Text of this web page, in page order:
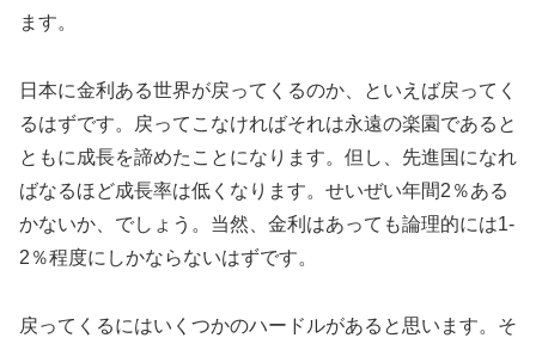
ます。
日本に金利ある世界が戻ってくるのか、といえば戻ってく
るはずです。戻ってこなければそれは永遠の楽園であると
ともに成長を諦めたことになります。但し、先進国になれ
ばなるほど成長率は低くなります。せいぜい年間2％ある
かないか、でしょう。当然、金利はあっても論理的には1-
2％程度にしかならないはずです。
戻ってくるにはいくつかのハードルがあると思います。そ